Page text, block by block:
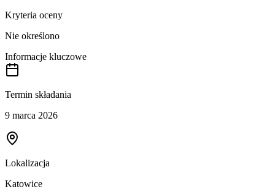
Kryteria oceny
Nie określono
Informacje kluczowe
Termin składania
9 marca 2026
Lokalizacja
Katowice